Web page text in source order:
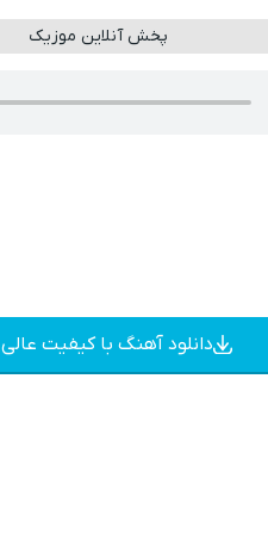
پخش آنلاین موزیک
دانلود آهنگ با کیفیت عالی 320